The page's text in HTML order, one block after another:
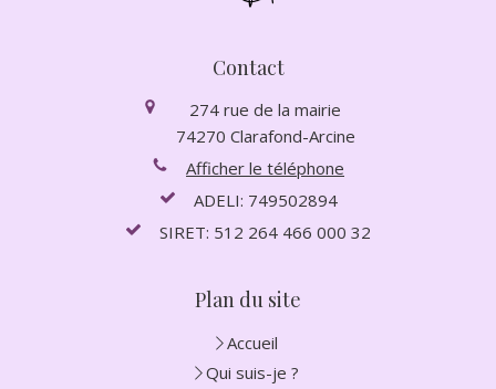
Contact
274 rue de la mairie
74270 Clarafond-Arcine
Afficher le téléphone
ADELI: 749502894
SIRET: 512 264 466 000 32
Plan du site
Accueil
Qui suis-je ?